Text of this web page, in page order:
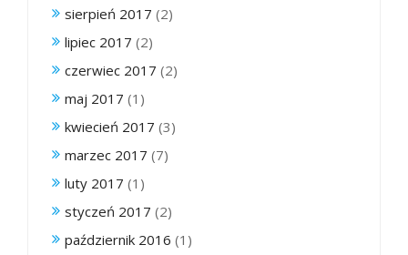
sierpień 2017 (2)
lipiec 2017 (2)
czerwiec 2017 (2)
maj 2017 (1)
kwiecień 2017 (3)
marzec 2017 (7)
luty 2017 (1)
styczeń 2017 (2)
październik 2016 (1)